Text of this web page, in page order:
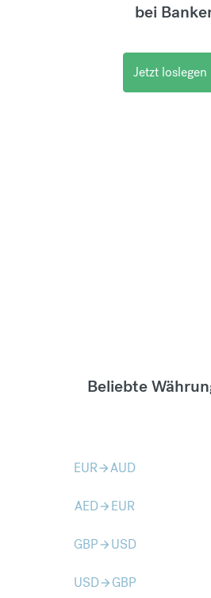
bei
Jetzt loslegen
Beliebte
EURarrow_forwardAUD
AEDarrow_forward EUR
GBParrow_forward USD
USDarrow_forward GBP